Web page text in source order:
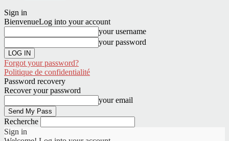
Sign in
BienvenueLog into your account
your username
your password
Forgot your password?
Politique de confidentialité
Password recovery
Recover your password
your email
Recherche
Sign in